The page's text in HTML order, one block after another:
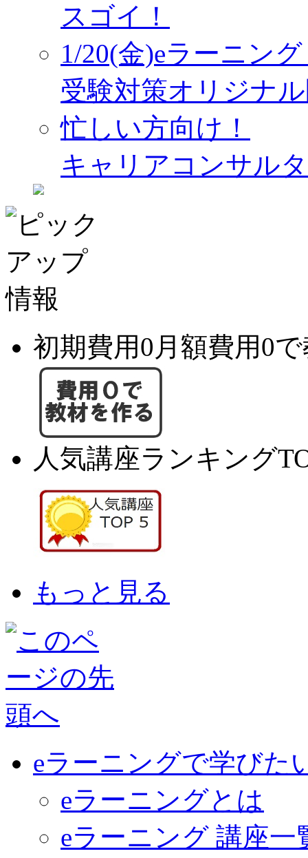
スゴイ！
1/20(金)eラーニン
受験対策オリジナ
忙しい方向け！
キャリアコンサル
初期費用0月額費用0
人気講座ランキング
もっと見る
eラーニングで学びた
eラーニングとは
eラーニング 講座一